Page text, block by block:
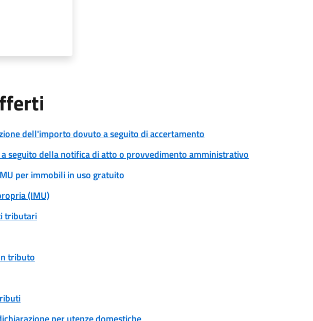
dell'importo dovuto a seguito di accertamento
seguito della notifica di atto o provvedimento amministrativo
per immobili in uso gratuito
(IMU)
tributari
tributo